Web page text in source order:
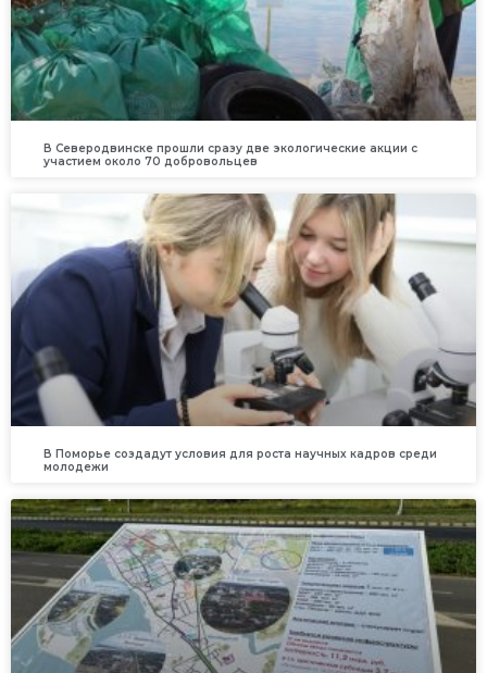
В Северодвинске прошли сразу две экологические акции с
участием около 70 добровольцев
В Поморье создадут условия для роста научных кадров среди
молодежи